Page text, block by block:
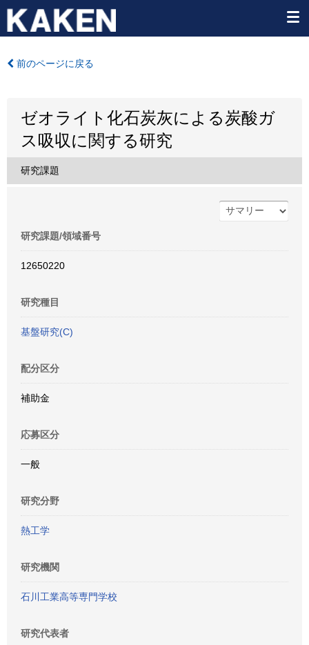
前のページに戻る
ゼオライト化石炭灰による炭酸ガ
ス吸収に関する研究
研究課題
研究課題/領域番号
12650220
研究種目
基盤研究(C)
配分区分
補助金
応募区分
一般
研究分野
熱工学
研究機関
石川工業高等専門学校
研究代表者